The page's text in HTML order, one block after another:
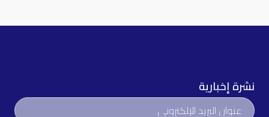
نشرة إخبارية